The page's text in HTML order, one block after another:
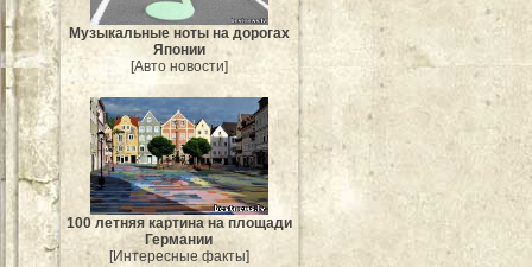
Музыкальные ноты на дорогах
Японии
[Авто новости]
100 летняя картина на площади
Германии
[Интересные факты]